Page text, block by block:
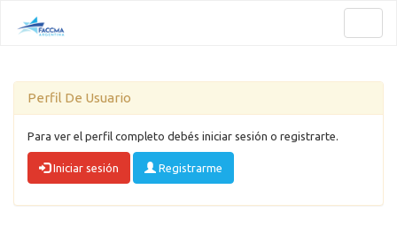
Perfil De Usuario
Para ver el perfil completo debés iniciar sesión o registrarte.
Iniciar sesión Registrarme